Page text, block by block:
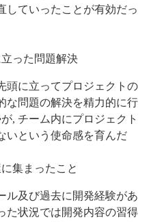
していったことが有効だっ
った問題解決
頭に立ってプロジェクトの
な問題の解決を精力的に行
, チーム内にプロジェクト
いという使命感を育んだ
集まったこと
ル及び過去に開発経験があ
た状況では開発内容の習得